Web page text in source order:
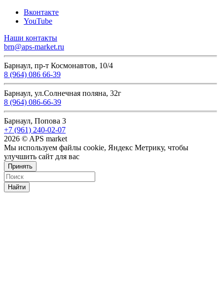
Вконтакте
YouTube
Наши контакты
brn@aps-market.ru
Барнаул, пр-т Космонавтов, 10/4
8 (964) 086 66-39
Барнаул, ул.Солнечная поляна, 32г
8 (964) 086-66-39
Барнаул, Попова 3
+7 (961) 240-02-07
2026 © APS market
Мы используем файлы cookie, Яндекс Метрику, чтобы
улучшить сайт для вас
Принять
Найти